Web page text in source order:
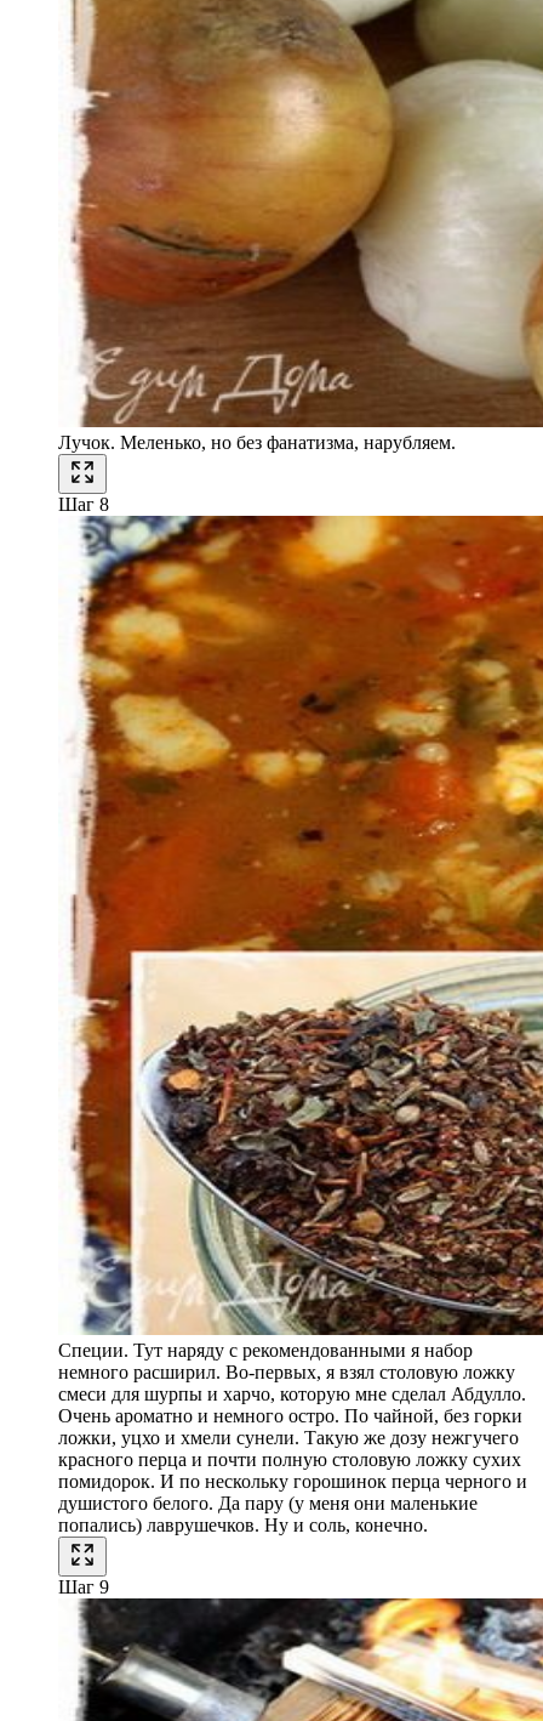
Лучок. Меленько, но без фанатизма, нарубляем.
Шаг 8
Специи. Тут наряду с рекомендованными я набор
немного расширил. Во-первых, я взял столовую ложку
смеси для шурпы и харчо, которую мне сделал Абдулло.
Очень ароматно и немного остро. По чайной, без горки
ложки, уцхо и хмели сунели. Такую же дозу нежгучего
красного перца и почти полную столовую ложку сухих
помидорок. И по нескольку горошинок перца черного и
душистого белого. Да пару (у меня они маленькие
попались) лаврушечков. Ну и соль, конечно.
Шаг 9